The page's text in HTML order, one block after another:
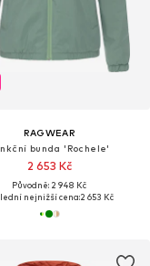
RAGWEAR
bunda 'Rochele'
2 653 Kč
Původně: 2 948 Kč
nejnižší cena:2 653 Kč